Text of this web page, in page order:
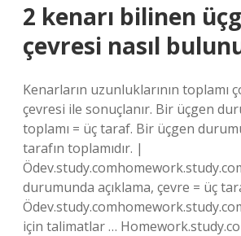
2 kenarı bilinen
çevresi nasıl
Kenarların uzunluklarının toplamı
çevresi ile sonuçlanır. Bir üçgen
toplamı = üç taraf. Bir üçgen
tarafın toplamıdır. |
durumunda açıklama, çevre = üç
için talimatlar …